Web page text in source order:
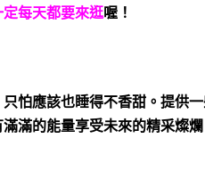
定每天都要來逛喔！
怕應該也睡得不香甜。提供
滿的能量享受未來的精采燦